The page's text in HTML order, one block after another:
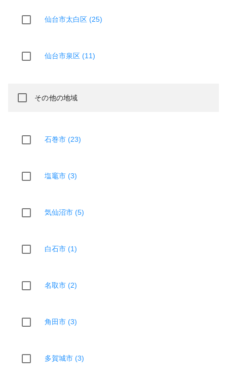
仙台市太白区 (25)
仙台市泉区 (11)
その他の地域
石巻市 (23)
塩竈市 (3)
気仙沼市 (5)
白石市 (1)
名取市 (2)
角田市 (3)
多賀城市 (3)